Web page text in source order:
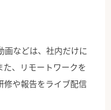
画などは、社内だけに
、リモートワークを
修や報告をライブ配信